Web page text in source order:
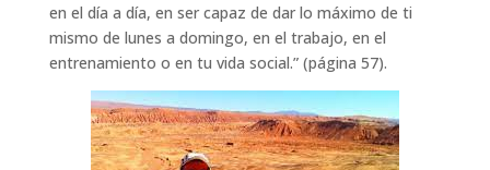
en el día a día, en ser capaz de dar lo máximo de ti
mismo de lunes a domingo, en el trabajo, en el
entrenamiento o en tu vida social.” (página 57).